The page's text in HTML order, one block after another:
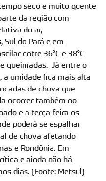
seco e muito quente
da região com
do ar,
do Pará e em
entre 36°C e 38°C
queimadas. Já entre o
a umidade fica mais alta
de chuva que
ocorrer também no
e a terça-feira os
poderá se espalhar
de chuva afetando
e Rondônia. Em
e ainda não há
dias. (Fonte: Metsul)